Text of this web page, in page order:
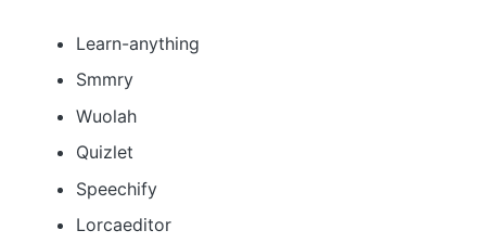
Learn-anything
Smmry
Wuolah
Quizlet
Speechify
Lorcaeditor